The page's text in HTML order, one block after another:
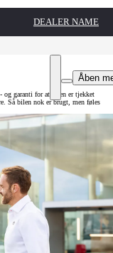
DEALER NAME
Åben
og garanti for at bilen er tjekket
Så bilen nok er brugt, men føles